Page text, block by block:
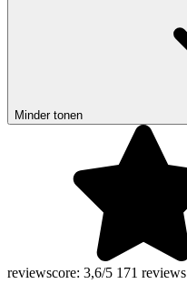
Minder tonen
reviewscore: 3,6/5 171 reviews